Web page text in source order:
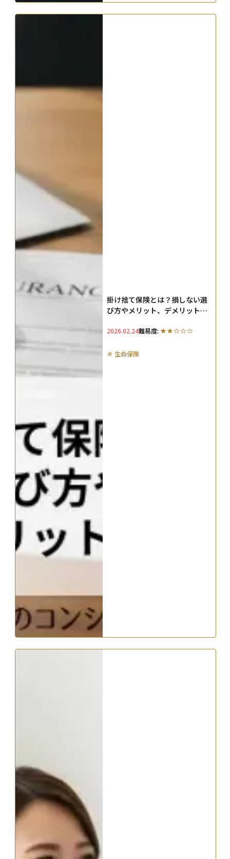
掛け捨て保険とは？損しない選
び方やメリット、デメリットも
2026.02.24難易度:
＃ 生命保険